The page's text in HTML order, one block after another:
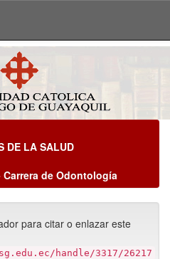
DE LA SALUD
de Odontología
para citar o enlazar este
handle/3317/26217